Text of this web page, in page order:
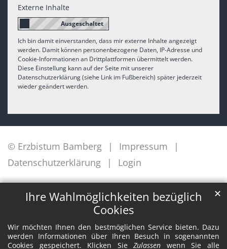
Ihre Wahlmöglichkeiten bezüglich
Cookies
Wir möchten Ihnen den bestmöglichen Service bieten. Dazu
werden Informationen über Ihren Besuch in sogenannten
Cookies gespeichert. Klicken SieZulassen wenn Sie alle
✕
Externe Inhalte
Ich bin damit einverstanden, dass mir externe Inhalte angezeigt
werden. Damit können personenbezogene Daten, IP-Adresse und
Cookie-Informationen an Drittplattformen übermittelt werden.
Diese Einstellung kann auf der Seite mit unserer
Datenschutzerklärung (siehe Link im Fußbereich) später jederzeit
wieder geändert werden.
© Erzbistum Bamberg
Impressum
Datenschutzerklärung
Login